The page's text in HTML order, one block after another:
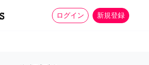
ログイン 新規登録
家事 more_horiz